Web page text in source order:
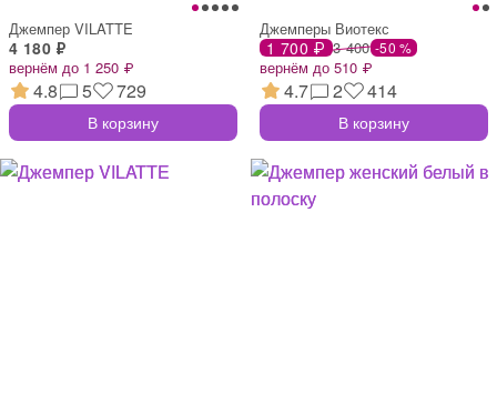
Джемпер VILATTE
4 180 ₽
вернём до 1 250 ₽
4.8 5 729
В корзину
Джемперы Виотекс
1 700 ₽ 3 400 -50 %
вернём до 510 ₽
4.7 2 414
В корзину